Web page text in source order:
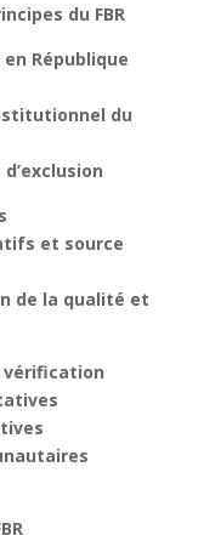
du FBR
République
du
et source
de la qualité et
vérification